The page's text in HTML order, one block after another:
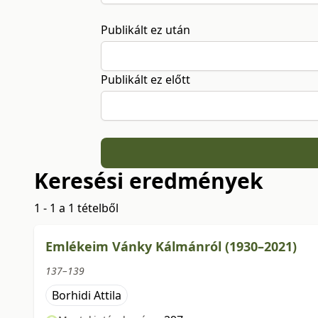
Publikált ez után
Publikált ez előtt
Keresési eredmények
1 - 1 a 1 tételből
Emlékeim Vánky Kálmánról (1930–2021)
137–139
Borhidi Attila